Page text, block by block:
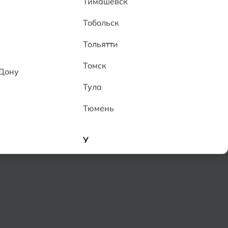
точке
уточняйте у менеджеров
в гарантии
Поделиться
Тобольск
Тольятти
Томск
Тула
Тюмень
У
Улан-Удэ